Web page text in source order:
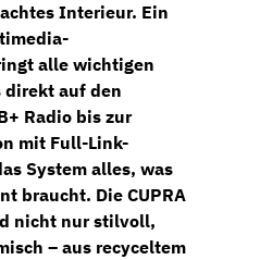
Interieur. Ein
alle wichtigen
auf den
Radio bis zur
mit Full-Link-
System alles, was
braucht. Die CUPRA
nicht nur stilvoll,
– aus recyceltem